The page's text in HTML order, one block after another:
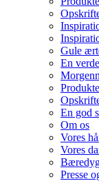
Gule
En
En god
Om os
Vores
Vores
Presse